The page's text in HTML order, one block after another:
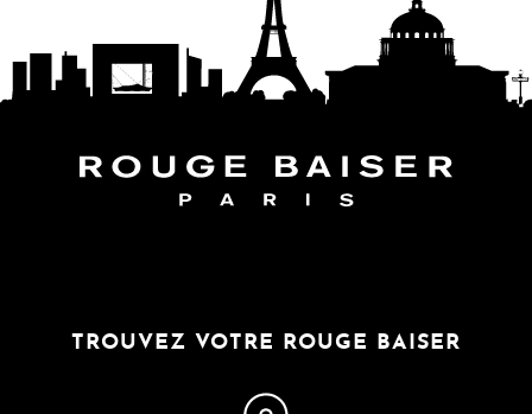
SUIVEZ LE MONDE
TROUVEZ VOTRE ROUGE BAISER